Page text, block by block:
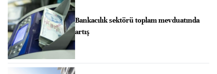
Bankacılık sektörü toplam mevduatında
artış